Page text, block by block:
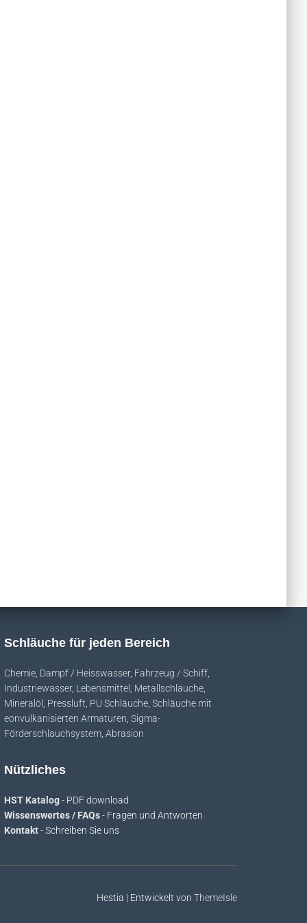
Schläuche für jeden Bereich
Chemie Dampf / Heisswasser, Fahrzeug / Schiff
Industriewasser, Lebensmittel Metallschläuche
Mineralöl
Pressluft PU Schläuche Schläuche mit
eonvulkanisierten Armaturen Sigma-
Förderschlauchsystem Abrasion
Nützliches
HST Katalog- PDF download
Wissenswertes / FAQs- Fragen und Antworten
Kontakt- Schreiben Sie uns
Hestia | Entwickelt von ThemeIsle